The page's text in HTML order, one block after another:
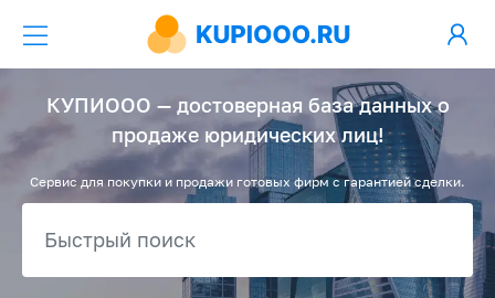
КУПИООО — достоверная база данных о
продаже юридических лиц!
Сервис для покупки и продажи готовых фирм с гарантией сделки.